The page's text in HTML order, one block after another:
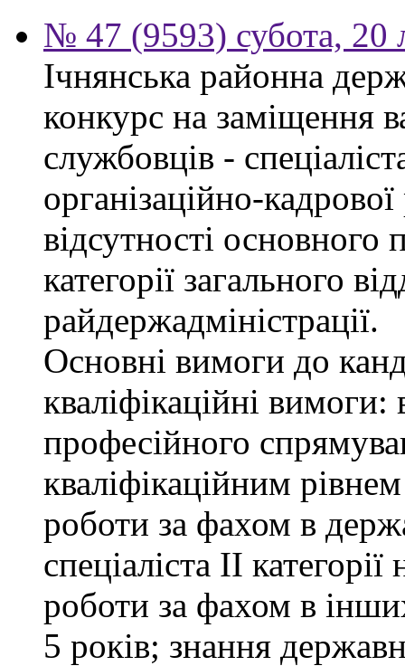
№ 47 (9593) субота, 20
Ічнянська районна
конкурс на заміщення
службовців -
організаційно-
відсутності основного
категорії загального
райдержадміністрації.
Основні вимоги до
кваліфікаційні
професійного
кваліфікаційним
роботи за фахом в
спеціаліста ІІ
роботи за фахом в
5 років; знання